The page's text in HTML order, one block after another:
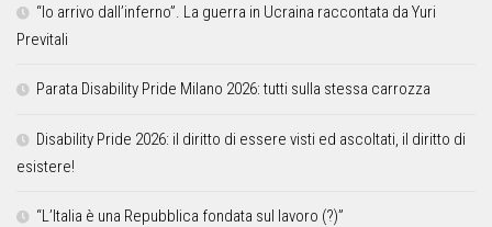
“Io arrivo dall’inferno”. La guerra in Ucraina raccontata da Yuri
Previtali
Parata Disability Pride Milano 2026: tutti sulla stessa carrozza
Disability Pride 2026: il diritto di essere visti ed ascoltati, il diritto di
esistere!
“L’Italia è una Repubblica fondata sul lavoro (?)”